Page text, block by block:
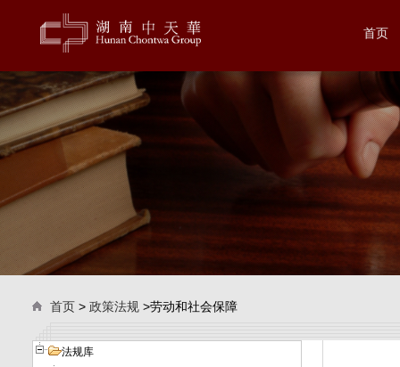
首页
首页> 政策法规>劳动和社会保障
法规库